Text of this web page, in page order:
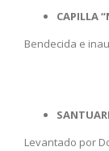
CAPILLA
Bendecida e
Levantado por